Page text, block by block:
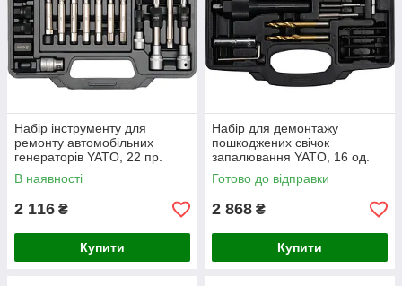
Набір інструменту для
ремонту автомобільних
генераторів YATO, 22 пр.
В наявності
2 116 ₴
Купити
Набір для демонтажу
пошкоджених свічок
запалювання YATO, 16 од.
Готово до відправки
2 868 ₴
Купити